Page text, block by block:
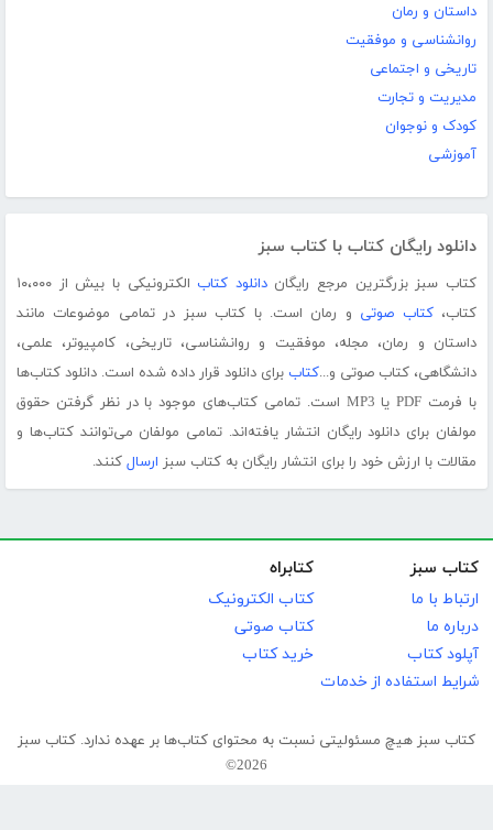
داستان و رمان
روانشناسی و موفقیت
تاریخی و اجتماعی
مدیریت و تجارت
کودک و نوجوان
آموزشی
دانلود رایگان کتاب با کتاب سبز
کتاب سبز بزرگترین مرجع رایگاندانلود کتاب
الکترونیکی با بیش از ۱۰،۰۰۰
کتاب،کتاب صوتی و رمان است. با کتاب سبز در تمامی موضوعات مانند
داستان و رمان، مجله، موفقیت و روانشناسی، تاریخی، کامپیوتر، علمی،
دانشگاهی، کتاب صوتی و...کتاب برای دانلود قرار داده شده است. دانلود کتاب‌ها
با فرمت PDF یا MP3 است. تمامی کتاب‌های موجود با در نظر گرفتن حقوق
مولفان برای دانلود رایگان انتشار یافته‌اند. تمامی مولفان می‌توانند کتاب‌ها و
مقالات با ارزش خود را برای انتشار رایگان به کتاب سبز ارسال کنند.
کتاب سبز
ارتباط با ما
درباره ما
آپلود کتاب
شرایط استفاده از خدمات
کتابراه
کتاب الکترونیک
کتاب صوتی
خرید کتاب
کتاب سبز هیچ مسئولیتی نسبت به محتوای کتاب‌ها بر عهده ندارد. کتاب سبز
2026©